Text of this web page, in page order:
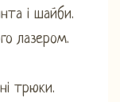
і шайби.
лазером.
трюки.